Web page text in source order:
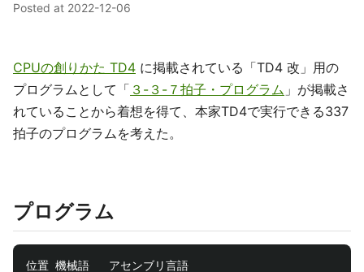
Posted at 2022-12-06
CPUの創りかた TD4 に掲載されている「TD4 改」用の
プログラムとして「 ３-３-７拍子・プログラム 」が掲載さ
れていることから着想を得て、本家TD4で実行できる337
拍子のプログラムを考えた。
プログラム
位置 機械語   アセンブリ言語